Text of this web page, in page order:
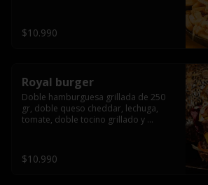
$10.990
Royal burger
Doble hamburguesa grillada de 250
gr, doble queso cheddar, lechuga,
tomate, doble tocino grillado y
salsa de queso cheddar.
$10.990